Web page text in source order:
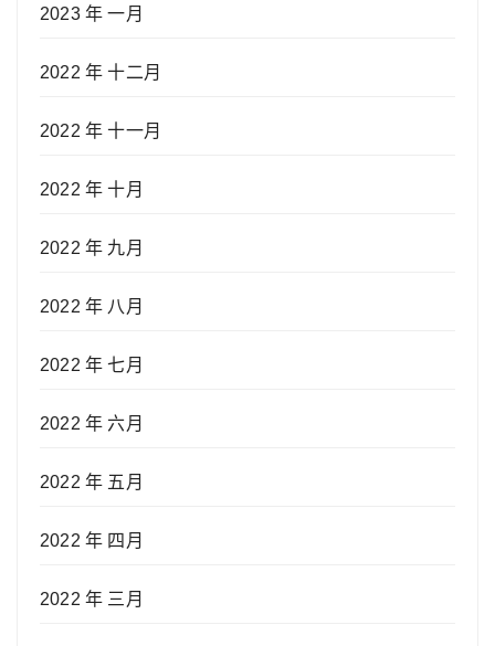
2023 年 一月
2022 年 十二月
2022 年 十一月
2022 年 十月
2022 年 九月
2022 年 八月
2022 年 七月
2022 年 六月
2022 年 五月
2022 年 四月
2022 年 三月